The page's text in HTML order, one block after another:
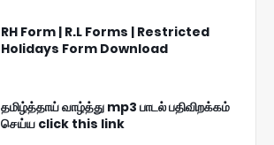
RH Form | R.L Forms | Restricted
Holidays Form Download
தமிழ்த்தாய் வாழ்த்து mp3 பாடல் பதிவிறக்கம்
செய்ய click this link